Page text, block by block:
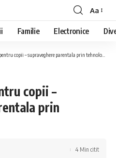
Font
Resizer
Aa
Familie Electronice
copii – supraveghere parentala prin tehnologie
copii –
prin
4 Min citit